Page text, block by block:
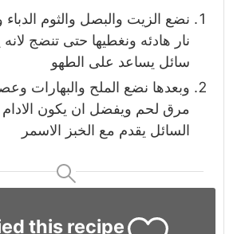
نضع الزيت والبصل والثوم
نار هادئه ونغطيها حتى تنضج
سائل يساعد على الطهو
وبعدها نضع الملح والبهارات
مرق لحم ويفضل ان يكون الادام
السائل يقدم مع الخبز الاسمر
this recipe?